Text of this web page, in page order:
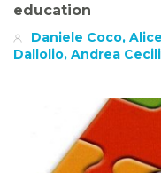
education
Daniele Coco,
Dallolio, Andrea